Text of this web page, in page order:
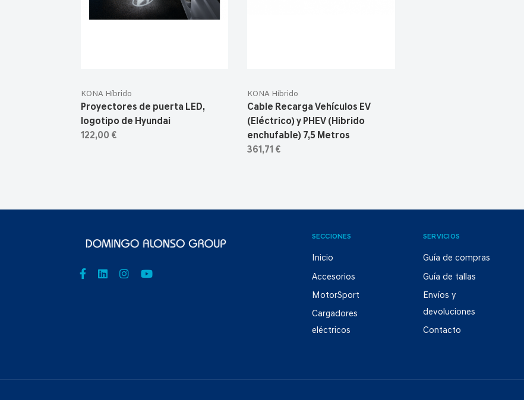
KONA Híbrido
Proyectores de puerta LED,
logotipo de Hyundai
122,00 €
KONA Híbrido
Cable Recarga Vehículos EV
(Eléctrico) y PHEV (Hibrido
enchufable) 7,5 Metros
361,71 €
SECCIONES
Inicio
Accesorios
MotorSport
Cargadores
eléctricos
SERVICIOS
Guía de compras
Guía de tallas
Envíos y
devoluciones
Contacto